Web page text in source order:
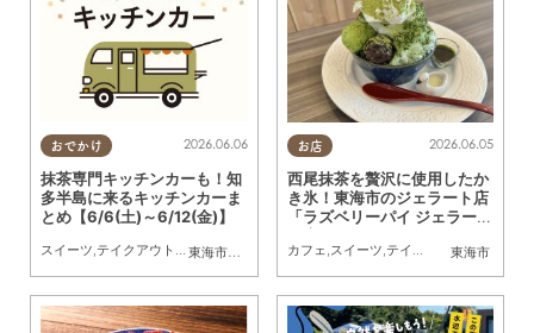
おでかけ
東海市
,大府市 知多市 ,東浦町 ,阿久比町 ,半田市,常滑市
2026.06.06
抹茶専門キッチンカーも！知
多半島に来るキッチンカーま
とめ【6/6(土)～6/12(金)】
スイーツ,テイクアウト ,キッチンカー イベント ,まとめ記事
お店
東海市
2026.06.05
西尾抹茶を贅沢に使用したか
き氷！東海市のジェラート店
「ラズベリーパイ ジェラート
工房」へ行ってみた
カフェ,スイーツ,テイクアウト ,行ってみ